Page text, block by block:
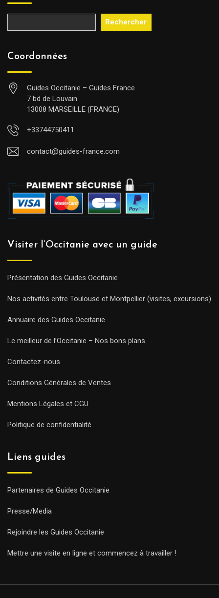
Rechercher
Coordonnées
Guides Occitanie – Guides France
7 bd de Louvain
13008 MARSEILLE (FRANCE)
+33744750411
contact@guides-france.com
Visiter l’Occitanie avec un guide
Présentation des Guides Occitanie
Nos activités entre Toulouse et Montpellier (visites, excursions)
Annuaire des Guides Occitanie
Le meilleur de l’Occitanie – Nos bons plans
Contactez-nous
Conditions Générales de Ventes
Mentions Légales et CGU
Politique de confidentialité
Liens guides
Partenaires de Guides Occitanie
Presse/Media
Rejoindre les Guides Occitanie
Mettre une visite en ligne et commencez à travailler !